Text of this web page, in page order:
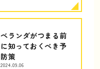
ベランダがつまる前
に知っておくべき予
防策
2024.09.06